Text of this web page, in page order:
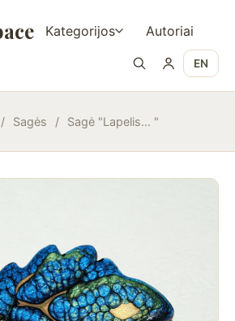
Kategorijos Autoriai
EN
/ Sagės / Sagė "Lapelis... "